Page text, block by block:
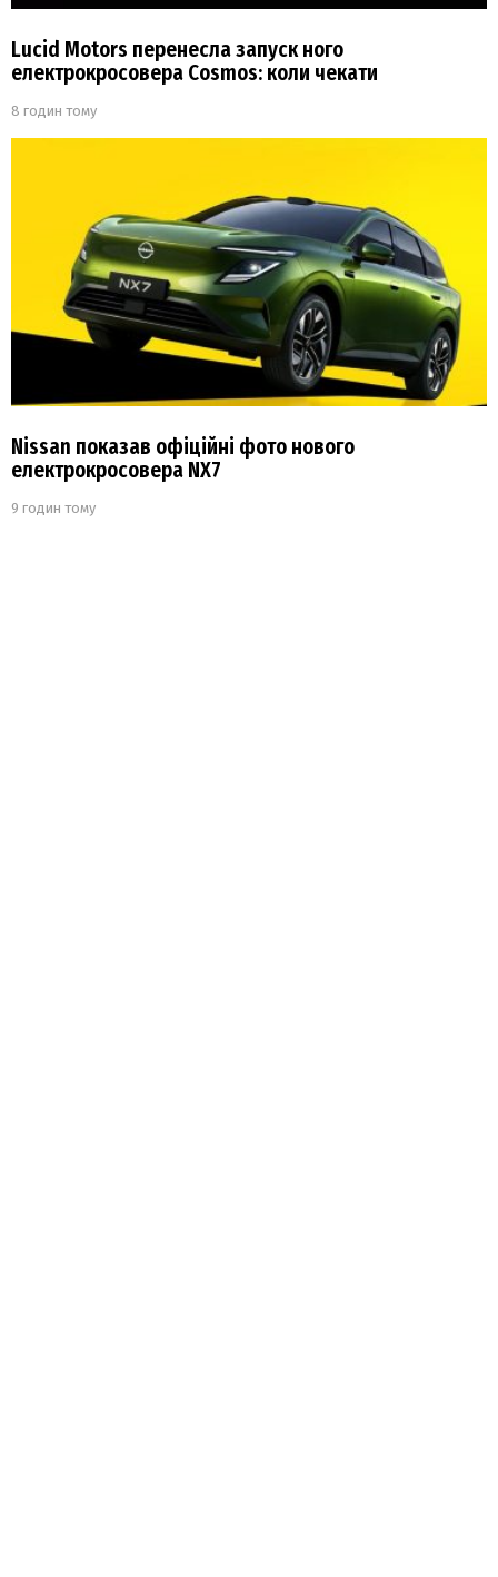
Lucid Motors перенесла запуск ного
електрокросовера Cosmos: коли чекати
8 годин тому
Nissan показав офіційні фото нового
електрокросовера NX7
9 годин тому